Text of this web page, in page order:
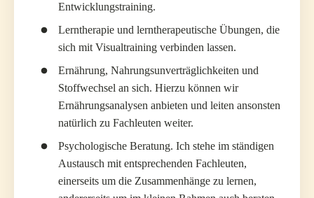
Entwicklungstraining.
Lerntherapie und lerntherapeutische Übungen, die
sich mit Visualtraining verbinden lassen.
Ernährung, Nahrungsunverträglichkeiten und
Stoffwechsel an sich. Hierzu können wir
Ernährungsanalysen anbieten und leiten ansonsten
natürlich zu Fachleuten weiter.
Psychologische Beratung. Ich stehe im ständigen
Austausch mit entsprechenden Fachleuten,
einerseits um die Zusammenhänge zu lernen,